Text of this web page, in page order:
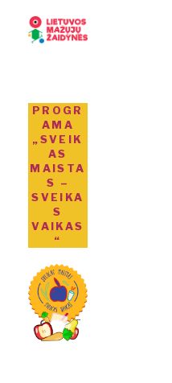
PROGR
AMA
„SVEIK
AS
MAISTA
S –
SVEIKA
S
VAIKAS
“